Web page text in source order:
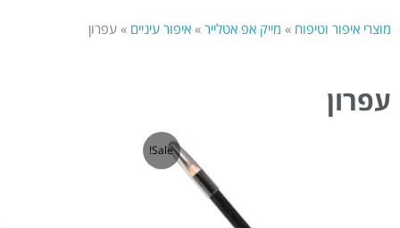
מוצרי איפור וטיפוח » מייק אפ אטלייר » איפור עיניים » עפרון
עפרון
Sale!
מחירים:
⁦₪ 45.00⁩
עד
מספר